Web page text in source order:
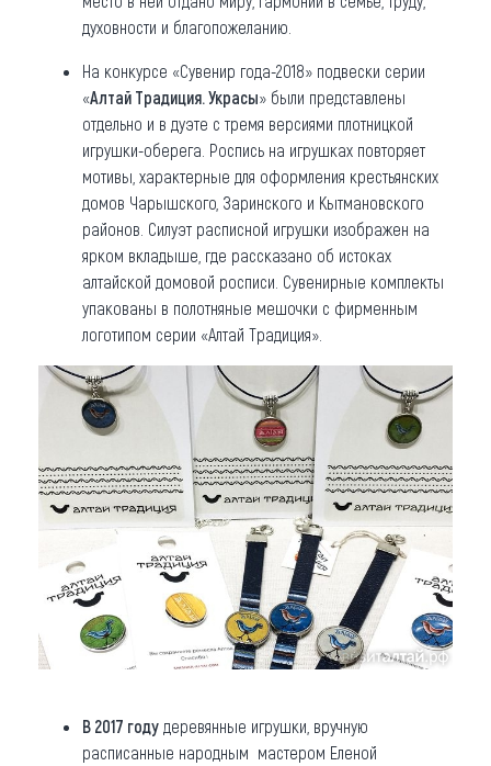
духовности и благопожеланию.
На конкурсе «Сувенир года-2018» подвески серии
«Алтай Традиция. Украсы» были представлены
отдельно и в дуэте с тремя версиями плотницкой
игрушки-оберега. Роспись на игрушках повторяет
мотивы, характерные для оформления крестьянских
домов Чарышского, Заринского и Кытмановского
районов. Силуэт расписной игрушки изображен на
ярком вкладыше, где рассказано об истоках
алтайской домовой росписи. Сувенирные комплекты
упакованы в полотняные мешочки с фирменным
логотипом серии «Алтай Традиция».
В 2017 году деревянные игрушки, вручную
расписанные народным мастером Еленой